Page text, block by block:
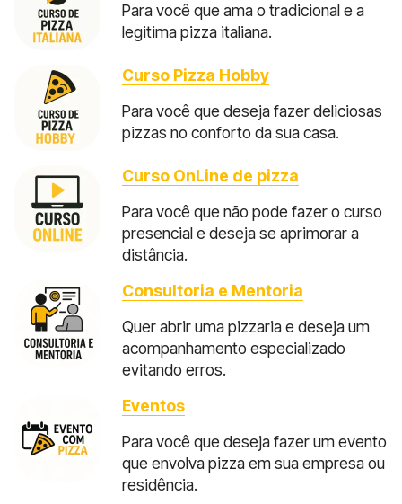
Para você que ama o tradicional e a
legitima pizza italiana.
Curso Pizza Hobby
Para você que deseja fazer deliciosas
pizzas no conforto da sua casa.
Curso OnLine de pizza
Para você que não pode fazer o curso
presencial e deseja se aprimorar a
distância.
Consultoria e Mentoria
Quer abrir uma pizzaria e deseja um
acompanhamento especializado
evitando erros.
Eventos
Para você que deseja fazer um evento
que envolva pizza em sua empresa ou
residência.